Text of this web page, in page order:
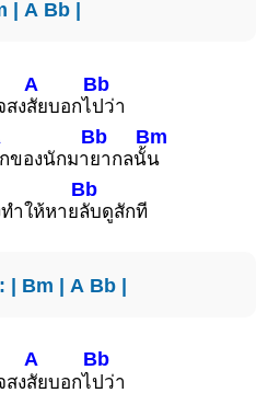
| A Bb |
สง
A
สัยบอกไ
Bb
ปว่า
ของนักมา
Bb
ยากลนั้
Bm
น
ทำให้หาย
Bb
ลับดูสักที
| Bm | A Bb|
สง
A
สัยบอกไ
Bb
ปว่า